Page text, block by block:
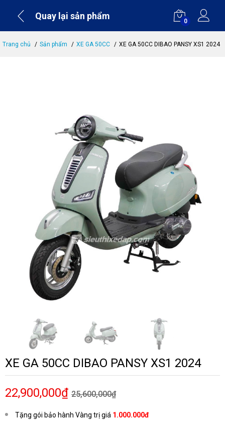
Quay lại sản phẩm
0
Trang chủ Sản phẩm XE GA 50CC XE GA 50CC DIBAO PANSY XS1 2024
XE GA 50CC DIBAO PANSY XS1 2024
22,900,000₫ 25,600,000₫
Tặng gói bảo hành Vàng trị giá 1.000.000đ